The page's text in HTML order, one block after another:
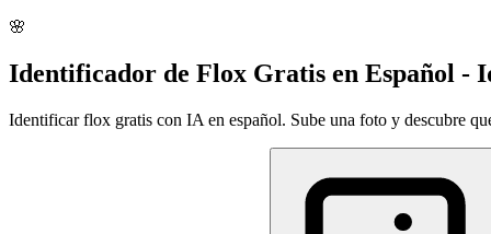
🌸
Identificador de Flox Gratis en Español -
Identificar flox gratis con IA en español. Sube una foto y descubre